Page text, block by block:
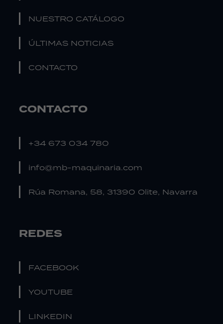
NUESTRO CATÁLOGO
ÚLTIMAS NOTICIAS
CONTACTO
CONTACTO
+34 673 034 780
info@mb-maquinaria.com
Rúa Romana, 58, 31390 Olite, Navarra
REDES
FACEBOOK
YOUTUBE
LINKEDIN